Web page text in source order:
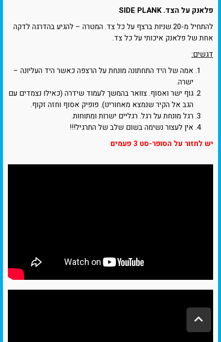
פלאנק על הצד. SIDE PLANK
להתחיל מ-20 שניות ברצף על כל צד. המטרה – להגיע בהדרגה לדקה
אחת של פלאנק איכותי על כל צד.
דגשים:
אמה של היד התחתונה מונחת על הרצפה כאשר היד העליונה –
ישרה.
גוף ישר ואסוף. צוואר בהמשך לעמוד שידרה (כאילו נצמדים עם
הגב אל הקיר שנמצא מאחורינו). פופיק אסוף וחזה זקוף.
רגל מונחת על רגל. רגליים ישרות ומתוחות.
אין לעצור נשימה בשום שלב של התרגיל!!!
יש לחזור על הסופר-סט 3 פעמים